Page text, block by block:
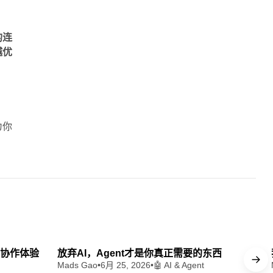
连
优
你
作体验 放弃AI，Agent才是你真正需要的东西
Mads Gao•6月 25, 2026•🤖 AI & Agent